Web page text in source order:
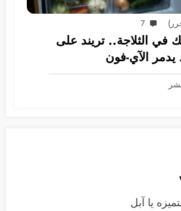
7
في الثلاجة.. تريند على
الآي-فون
يا آبل